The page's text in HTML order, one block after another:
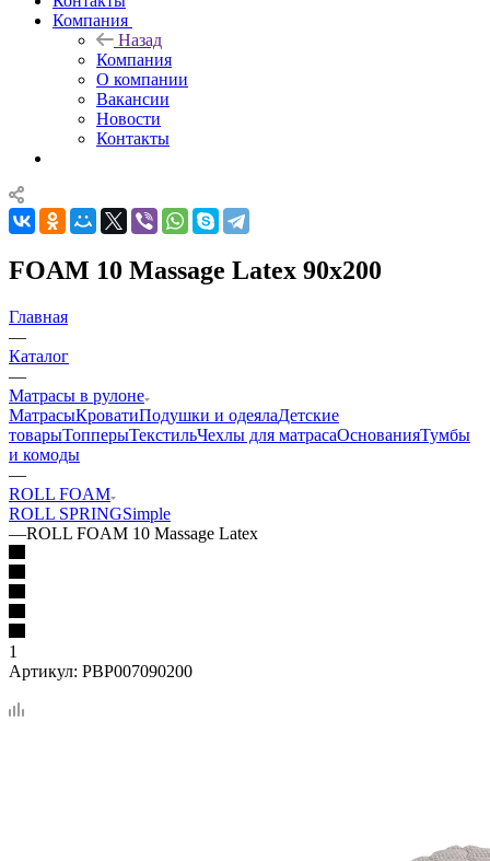
Компания
Назад
Компания
О компании
Вакансии
Новости
Контакты
FOAM 10 Massage Latex 90x200
Главная
—
Каталог
—
Матрасы в рулоне
МатрасыКроватиПодушки и одеялаДетские
товарыТопперыТекстильЧехлы для матрасаОснованияТумбы
и комоды
—
ROLL FOAM
ROLL SPRINGSimple
—ROLL FOAM 10 Massage Latex
1
Артикул: PBP007090200